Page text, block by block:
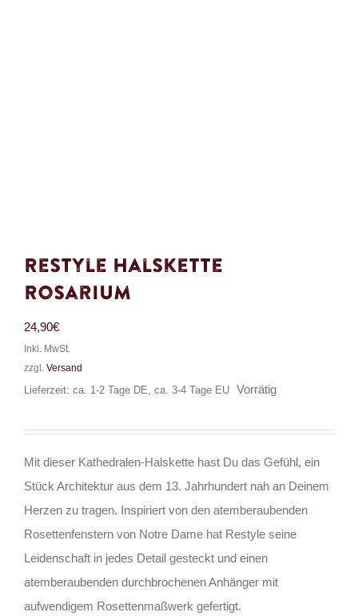
Restyle Halskette
Rosarium
24,90€
Inkl. MwSt.
zzgl. Versand
Lieferzeit: ca. 1-2 Tage DE, ca. 3-4 Tage EU
Vorrätig
Mit dieser Kathedralen-Halskette hast Du das Gefühl, ein
Stück Architektur aus dem 13. Jahrhundert nah an Deinem
Herzen zu tragen. Inspiriert von den atemberaubenden
Rosettenfenstern von Notre Dame hat Restyle seine
Leidenschaft in jedes Detail gesteckt und einen
atemberaubenden durchbrochenen Anhänger mit
aufwendigem Rosettenmaßwerk gefertigt.